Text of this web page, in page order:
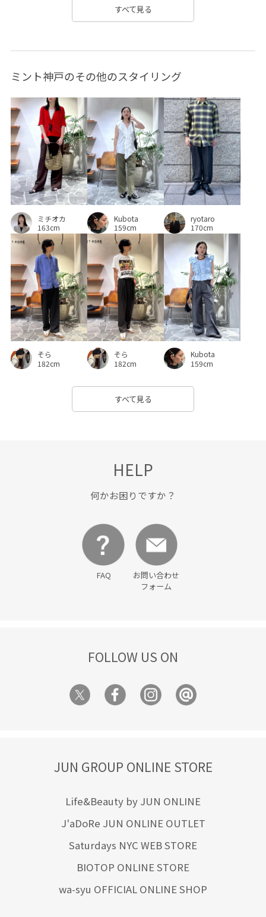
スクエアトゥ ストラップ ストレッチ性
セットアップ セットアップ対象商品 ダウン
チューブトップ デイリーで活躍 デニム生地
ドレス ネオプレン ハイゲージ バランスが良い
フェイクレザー フロントボタン ヘルシー ベルト
ベーシック ポインテッドトゥ ポリウレタン
マニッシュ ミュール ムラ感 ルーズ
ルーズなシルエット レイヤードスタイル レザー調
下着 伸縮性 光沢感 合わせやすい 天竺
安定感 定番 手織り 撚糸 秋冬 窮屈感なし
美シルエット 耐久性 肌見せ 肌馴染が良い
脚がきれいに見える 落ち感 薄手 身体にフィット
すべて見る
ミント神戸のその他のスタイリング
ミチオカ
163cm
Kubota
159cm
ryotaro
170cm
そら
182cm
そら
182cm
Kubota
159cm
すべて見る
HELP
何かお困りですか？
FAQ
お問い合わせ
フォーム
FOLLOW US ON
JUN GROUP ONLINE STORE
Life&Beauty by JUN ONLINE
J'aDoRe JUN ONLINE OUTLET
Saturdays NYC WEB STORE
BIOTOP ONLINE STORE
wa-syu OFFICIAL ONLINE SHOP